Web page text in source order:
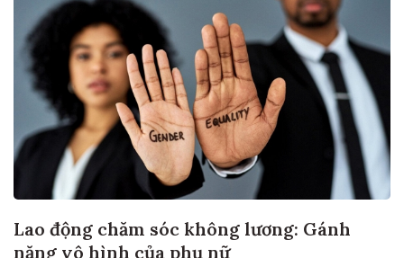
Lao động chăm sóc không lương: Gánh
nặng vô hình của phụ nữ